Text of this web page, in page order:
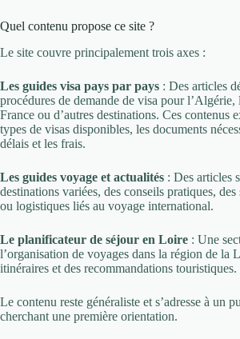
Quel contenu propose ce site ?
Le site couvre principalement trois axes :
Les guides visa pays par pays : Des articles
procédures de demande de visa pour l’Algérie,
France ou d’autres destinations. Ces contenus
types de visas disponibles, les documents
délais et les frais.
Les guides voyage et actualités : Des articles
destinations variées, des conseils pratiques,
ou logistiques liés au voyage international.
Le planificateur de séjour en Loire : Une
l’organisation de voyages dans la région de la
itinéraires et des recommandations touristiques.
Le contenu reste généraliste et s’adresse à un
cherchant une première orientation.